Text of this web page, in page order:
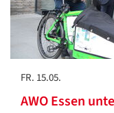
FR. 15.05.
AWO Essen